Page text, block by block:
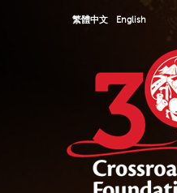
繁體中文 English